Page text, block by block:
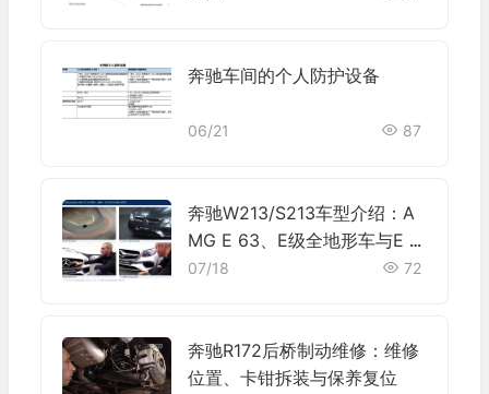
奔驰车间的个人防护设备
06/21 87
奔驰W213/S213车型介绍：A
MG E 63、E级全地形车与E 6
3旅行轿车
07/18 72
奔驰R172后桥制动维修：维修
位置、卡钳拆装与保养复位